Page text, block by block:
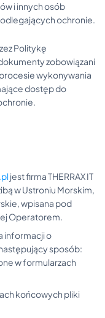
i innych osób
ochronie.
Politykę
zobowiązani
wykonywania
dostęp do
jest firma THERRAX IT
w Ustroniu Morskim,
wpisana pod
Operatorem.
informacji o
sposób:
w formularzach
końcowych pliki